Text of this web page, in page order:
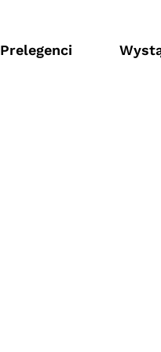
Prelegenci